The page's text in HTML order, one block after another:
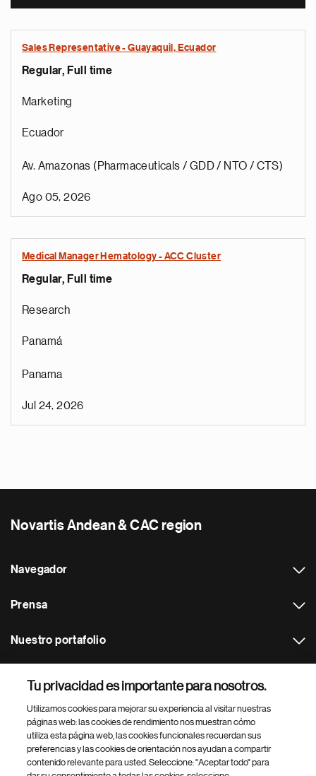
Sales Representative - Guayaquil, Ecuador
Regular, Full time
Marketing
Ecuador
Av. Amazonas (Pharmaceuticals / GDD / NTO / CTS)
Ago 05, 2026
Medical Manager Hematology - ACC Cluster
Regular, Full time
Research
Panamá
Panama
Jul 24, 2026
Novartis Andean & CAC region
Navegador
Prensa
Nuestro portafolio
Footer Site Search
Tu privacidad es importante para nosotros.
Utilizamos cookies para mejorar su experiencia al visitar nuestras
páginas web: las cookies de rendimiento nos muestran cómo
utiliza esta página web, las cookies funcionales recuerdan sus
preferencias y las cookies de orientación nos ayudan a compartir
contenido relevante para usted. Seleccione: "Aceptar todo" para